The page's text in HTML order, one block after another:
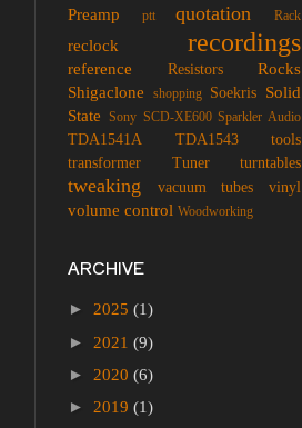
Preamp
ptt quotation Rack
reclock recordings
reference Resistors
Rocks
Shigaclone
shopping Soekris Solid
State Sony SCD-XE600 Sparkler Audio
TDA1541A TDA1543
tools
transformer
Tuner turntables
tweaking vacuum tubes vinyl
volume control Woodworking
ARCHIVE
► 2025 (1)
► 2021 (9)
► 2020 (6)
► 2019 (1)